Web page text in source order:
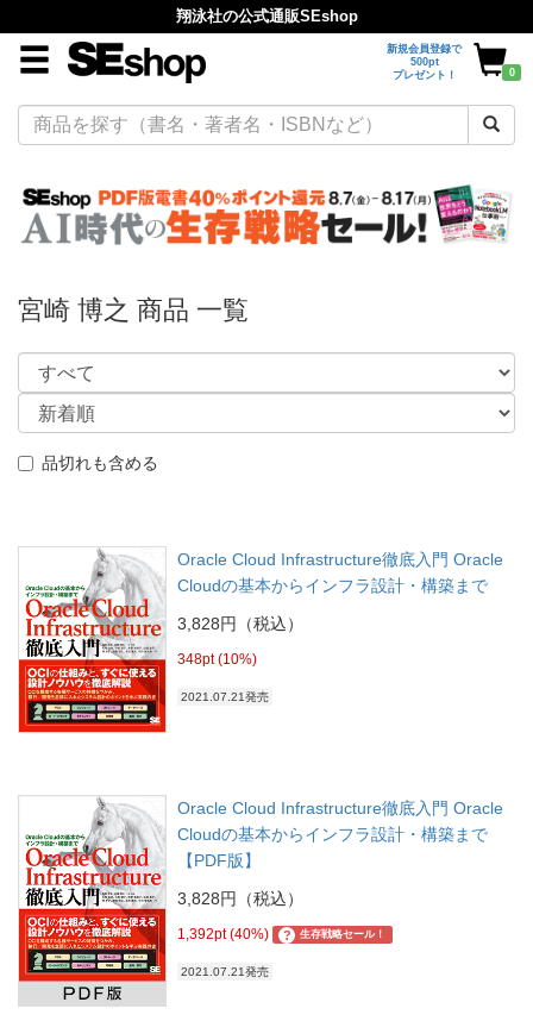
翔泳社の公式通販SEshop
新規会員登録で
500pt
プレゼント！
0
宮崎 博之 商品 一覧
品切れも含める
Oracle Cloud Infrastructure徹底入門 Oracle
Cloudの基本からインフラ設計・構築まで
3,828円（税込）
348pt (10%)
2021.07.21発売
Oracle Cloud Infrastructure徹底入門 Oracle
Cloudの基本からインフラ設計・構築まで
【PDF版】
3,828円（税込）
1,392pt (40%) ? 生存戦略セール！
2021.07.21発売